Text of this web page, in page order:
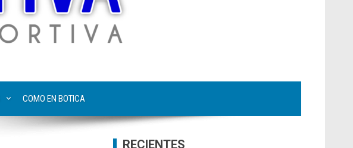
COMO EN BOTICA
RECIENTES